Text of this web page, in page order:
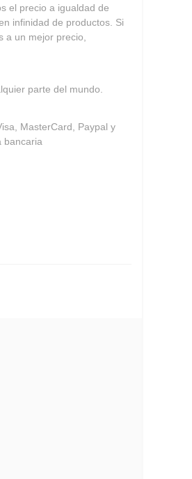
el precio a igualdad de
infinidad de productos. Si
a un mejor precio,
parte del mundo.
MasterCard, Paypal y
bancaria